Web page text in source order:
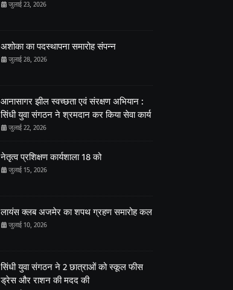
जुलाई 23, 2026
अशोका का पदस्थापना समारोह संपन्न
जुलाई 28, 2026
आनासागर झील स्वच्छता एवं संरक्षण अभियान :
सिंधी युवा संगठन ने श्रमदान कर किया सेवा कार्य
जुलाई 22, 2026
नेतृत्व प्रशिक्षण कार्यशाला 18 को
जुलाई 15, 2026
लायंस क्लब अजमेर का शपथ ग्रहण समारोह कल
जुलाई 10, 2026
सिंधी युवा संगठन ने 2 छात्राओं को स्कूल फीस
ड्रेस और राशन की मदद की